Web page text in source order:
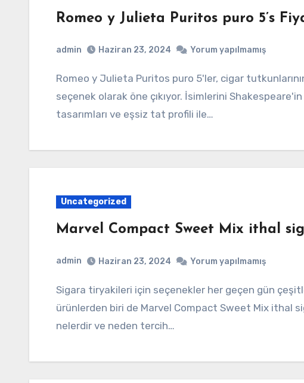
Romeo y Julieta Puritos puro 5’s
admin Haziran 23, 2024 Yorum yapılmamış
Romeo y Julieta Puritos puro 5'ler, cigar tutkunlarının merakla beklediği mükemmel bir
seçenek olarak öne çıkıyor. İsimlerini
tasarımları ve eşsiz tat profili ile…
Uncategorized
Marvel Compact Sweet Mix ithal
admin Haziran 23, 2024 Yorum yapılmamış
Sigara tiryakileri için seçenekler her geçen gün çeşitleniyor. Bu çeşitlilik içinde öne çıkan
ürünlerden biri de Marvel Compact Sweet Mix ithal
nelerdir ve neden tercih…